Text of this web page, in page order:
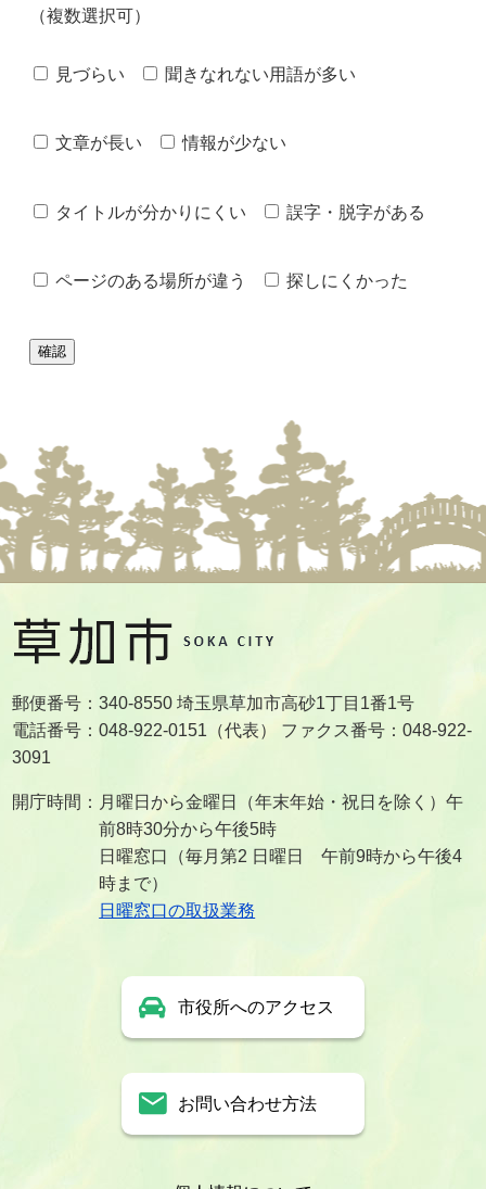
（複数選択可）
見づらい 聞きなれない用語が多い
文章が長い 情報が少ない
タイトルが分かりにくい 誤字・脱字がある
ページのある場所が違う 探しにくかった
郵便番号：340-8550 埼玉県草加市高砂1丁目1番1号
電話番号：048-922-0151（代表） ファクス番号：048-922-
3091
開庁時間：月曜日から金曜日（年末年始・祝日を除く）午
前8時30分から午後5時
日曜窓口（毎月第2 日曜日 午前9時から午後4
時まで）
日曜窓口の取扱業務
市役所へのアクセス
お問い合わせ方法